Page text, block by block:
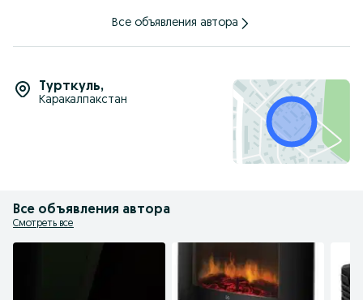
Все объявления автора
Турткуль,
Каракалпакстан
Все объявления автора
Смотреть все